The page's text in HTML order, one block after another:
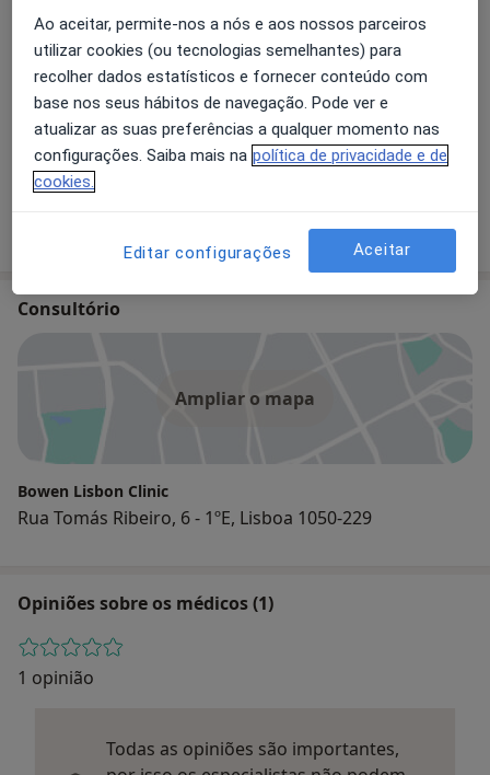
Especialistas
Internista
Dr. Marco Aurélio Castro
Consultório
Ampliar o mapa
Bowen Lisbon Clinic
Rua Tomás Ribeiro, 6 - 1ºE, Lisboa 1050-229
Opiniões sobre os médicos (1)
1 opinião
Todas as opiniões são importantes,
Ao aceitar, permite-nos a nós e aos nossos parceiros
utilizar cookies (ou tecnologias semelhantes) para
recolher dados estatísticos e fornecer conteúdo com
base nos seus hábitos de navegação. Pode ver e
atualizar as suas preferências a qualquer momento nas
configurações. Saiba mais na política de privacidade e de
cookies.
Editar configurações Aceitar